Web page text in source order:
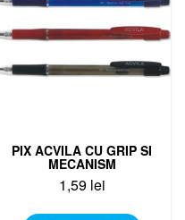
PIX ACVILA CU GRIP SI
MECANISM
1,59 lei